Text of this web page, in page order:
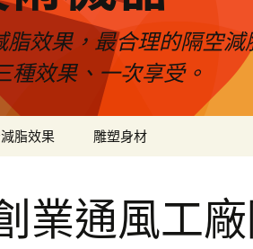
效果，最合理的隔空
效果、一次享受。
脂效果 雕塑身材
業通風工